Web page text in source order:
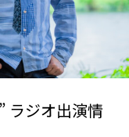
ラジオ出演情